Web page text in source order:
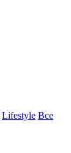
Lifestyle Все